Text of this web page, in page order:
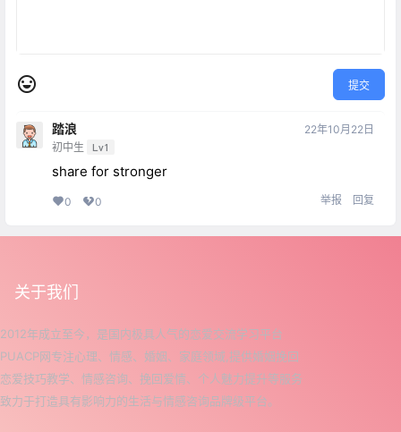
提交
踏浪
初中生 Lv1
22年10月22日
share for stronger
0 0 举报 回复
关于我们
2012年成立至今，是国内极具人气的恋爱交流学习平台
PUACP网专注心理、情感、婚姻、家庭领域,提供婚姻挽回
恋爱技巧教学、情感咨询、挽回爱情、个人魅力提升等服务
致力于打造具有影响力的生活与情感咨询品牌级平台。